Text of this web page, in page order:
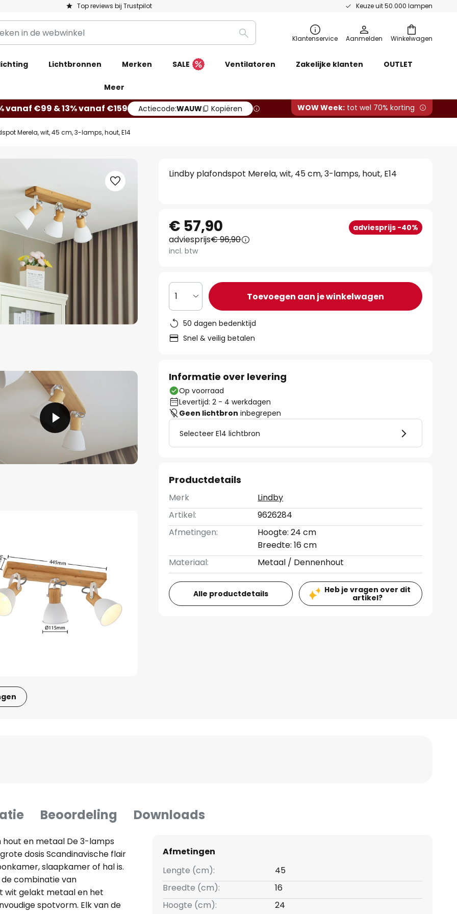
Top reviews bij Trustpilot Keuze uit 50.000 lampen
Winkelwagen
Zoeken Klantenservice Aanmelden
Lichtbronnen Merken SALE Ventilatoren Zakelijke klanten OUTLET
Meer
vanaf €99 & 13% vanaf €159 Actiecode:WAUW Kopiëren WOW Week: tot wel 70% korting
Merela, wit, 45 cm, 3-lamps, hout, E14
Lindby plafondspot Merela, wit, 45 cm, 3-lamps, hout, E14
€ 57,90 adviesprijs -40%
adviesprijs€ 96,90
incl. btw
1 Toevoegen aan je winkelwagen
50 dagen bedenktijd
Snel & veilig betalen
Informatie over levering
Op voorraad
Levertijd: 2 - 4 werkdagen
Geen lichtbron inbegrepen
Selecteer E14 lichtbron
Productdetails
Merk
Lindby
Artikel:
9626284
Afmetingen:
Hoogte: 24 cm
Breedte: 16 cm
Materiaal:
Metaal / Dennenhout
Alle productdetails
Heb je vragen over dit
artikel?
Beoordeling Downloads
en metaal De 3-lamps
dosis Scandinavische flair
slaapkamer of hal is.
combinatie van
wit gelakt metaal en het
spotvorm. Elk van de
Afmetingen
Lengte (cm):
45
Breedte (cm):
16
Hoogte (cm):
24